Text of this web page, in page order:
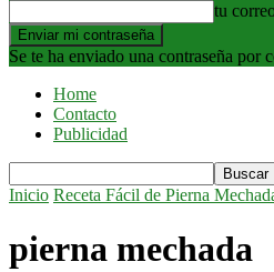
tu
Se te ha enviado una contraseña por
Home
Contacto
Publicidad
Inicio Receta Fácil de Pierna
pierna mechada